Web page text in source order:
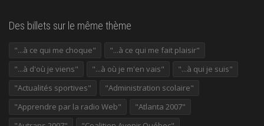
Des billets sur le même thème
"...à ce qui me choque"
"...à ce qui me fait plaisir"
"...à d'où je viens"
"...à où je m'en vais"
"...à qui je suis"
"Actualités sportives"
"Administration scolaire"
"Apprendre par la radio Web"
"Atlanta 2007"